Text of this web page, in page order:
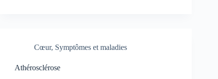
Cœur, Symptômes et maladies
Athérosclérose